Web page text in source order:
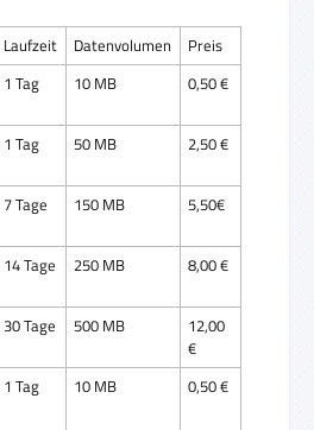
Laufzeit Datenvolumen
Preis
1 Tag 10 MB 0,50 €
1 Tag 50 MB 2,50 €
7 Tage 150 MB 5,50€
14 Tage 250 MB 8,00 €
30 Tage 500 MB
12,00
€
1 Tag 10 MB 0,50 €